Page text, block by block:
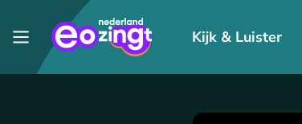
Kijk & Luister